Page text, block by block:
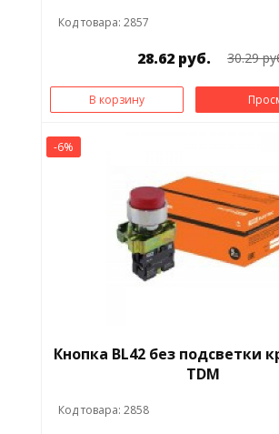
Код товара: 2857
28.62 руб. 30.29
В корзину
-6%
Кнопка BL42 без подсветки
TDM
Код товара: 2858